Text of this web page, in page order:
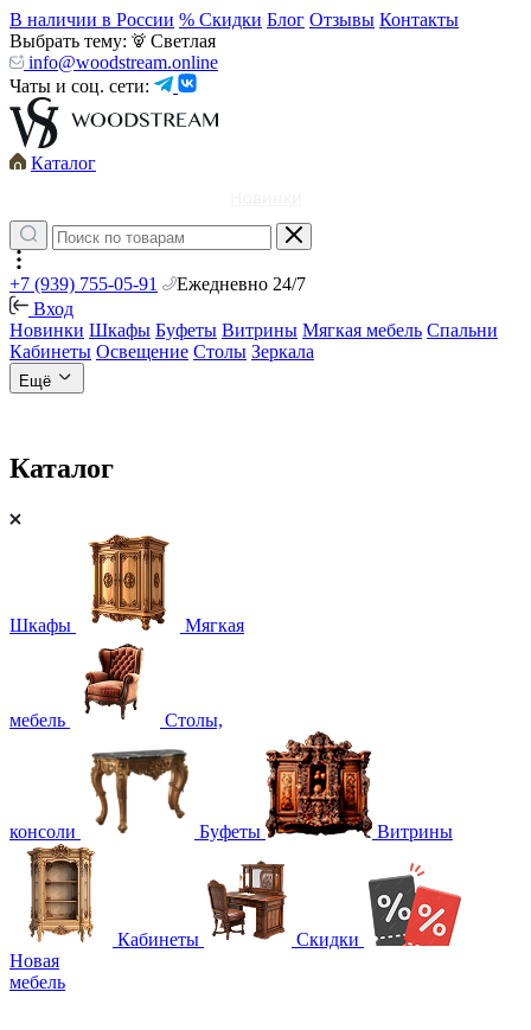
В наличии в России % Скидки Блог Отзывы Контакты
Выбрать тему:
Светлая
info@woodstream.online
Чаты и соц. сети:
Каталог
+7 (939) 755-05-91
Ежедневно 24/7
Вход
Новинки Шкафы Буфеты Витрины Мягкая мебель Спальни
Кабинеты Освещение Столы Зеркала
Ещё
Каталог
Шкафы Мягкая
мебель Столы,
консоли Буфеты Витрины
Кабинеты
Скидки
Новая
мебель